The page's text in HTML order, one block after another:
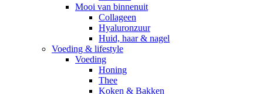
Mooi van binnenuit
Collageen
Hyaluronzuur
Huid, haar & nagel
Voeding & lifestyle
Voeding
Honing
Thee
Koken & Bakken